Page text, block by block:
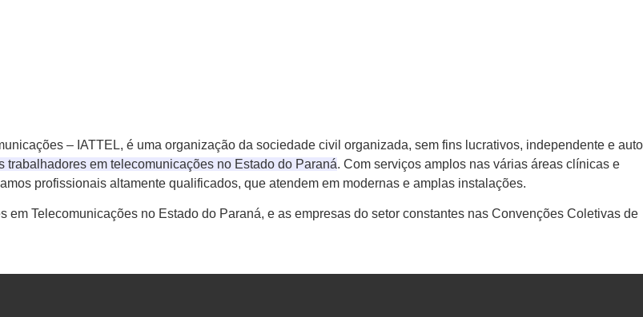
– IATTEL, é uma organização da sociedade civil organizada, sem fins lucrativos, independente e auto
em telecomunicações no Estado do Paraná. Com serviços amplos nas várias áreas clínicas e
profissionais altamente qualificados, que atendem em modernas e amplas instalações.
Telecomunicações no Estado do Paraná, e as empresas do setor constantes nas Convenções Coletivas de